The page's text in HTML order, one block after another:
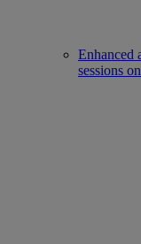
Enhanced
sessions